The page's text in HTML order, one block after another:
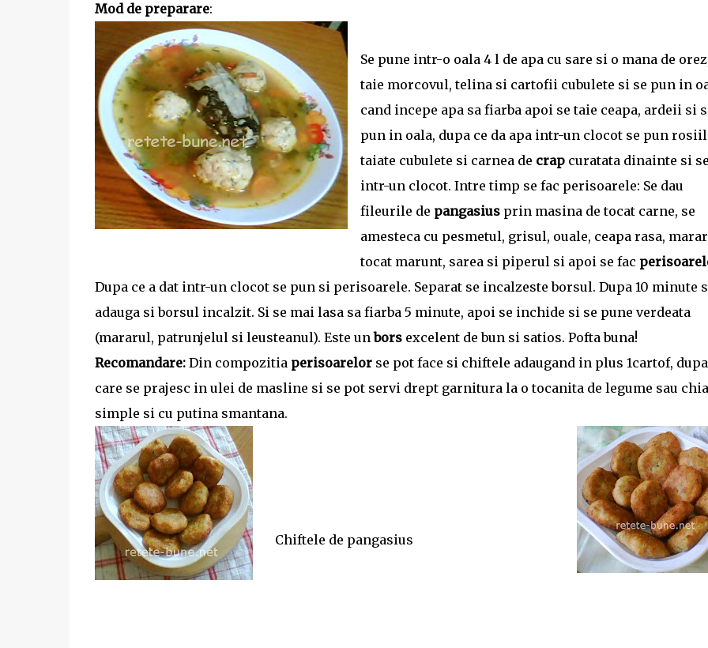
Mod de preparare:
Se pune intr-o oala 4 l de apa cu sare si o mana de
taie morcovul, telina si cartofii cubulete si se pun in
cand incepe apa sa fiarba apoi se taie ceapa, ardeii si
pun in oala, dupa ce da apa intr-un clocot se pun
taiate cubulete si carnea de crapcuratata dinainte si
intr-un clocot. Intre timp se fac perisoarele: Se dau
fileurile de pangasius prin masina de tocat carne, se
amesteca cu pesmetul, grisul, ouale, ceapa rasa,
tocat marunt, sarea si piperul si apoi se fac
Dupa ce a dat intr-un clocot se pun si perisoarele. Separat se incalzeste borsul. Dupa 10 minute
adauga si borsul incalzit. Si se mai lasa sa fiarba 5 minute, apoi se inchide si se pune verdeata
(mararul, patrunjelul si leusteanul). Este unborsexcelent de bun si satios. Pofta buna!
Recomandare:Din compozitia perisoarelorse pot face si chiftele adaugand in plus 1cartof, dupa
care se prajesc in ulei de masline si se pot servi drept garnitura la o tocanita de legume sau
simple si cu putina smantana.
Chiftele de pangasius